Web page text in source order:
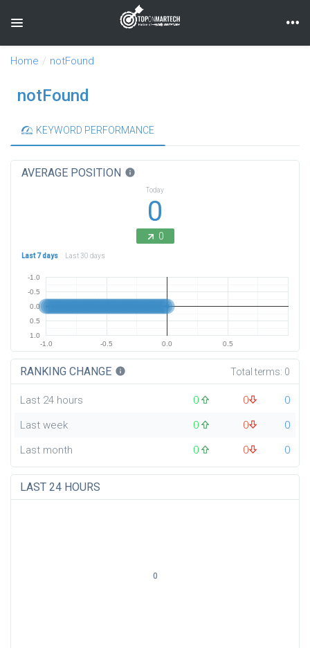
Toggle navigation
Home notFound
notFound
KEYWORD PERFORMANCE
AVERAGE POSITION info
Today
0
0
Last 7 days Last 30 days
-1.0 -0.5 0.0 0.5
-1.0
-0.5
0.0
0.5
1.0
RANKING CHANGE info Total terms: 0
Last 24 hours 0 0
0
Last week
0 0
0
Last month
0 0 0
LAST 24 HOURS
0